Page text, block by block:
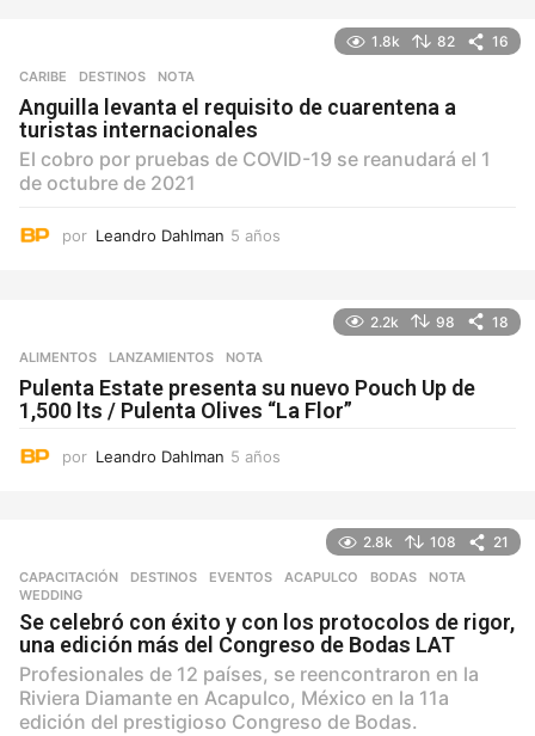
1.8k 82 16
CARIBE ,DESTINOS NOTA
Anguilla levanta el requisito de cuarentena a
turistas internacionales
El cobro por pruebas de COVID-19 se reanudará el 1
de octubre de 2021
por Leandro Dahlman 5 años
2.2k 98 18
ALIMENTOS ,LANZAMIENTOS NOTA
Pulenta Estate presenta su nuevo Pouch Up de
1,500 lts / Pulenta Olives “La Flor”
por Leandro Dahlman 5 años
2.8k 108 21
CAPACITACIÓN ,DESTINOS ,EVENTOS ACAPULCO ,BODAS ,NOTA
WEDDING
Se celebró con éxito y con los protocolos de rigor,
una edición más del Congreso de Bodas LAT
Profesionales de 12 países, se reencontraron en la
Riviera Diamante en Acapulco, México en la 11a
edición del prestigioso Congreso de Bodas.